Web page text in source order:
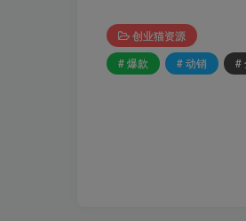
创业猫资源
# 爆款
# 动销 #